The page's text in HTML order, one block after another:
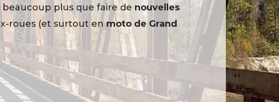
beaucoup plus que faire denouvelles
roues (et surtout enmoto de Grand